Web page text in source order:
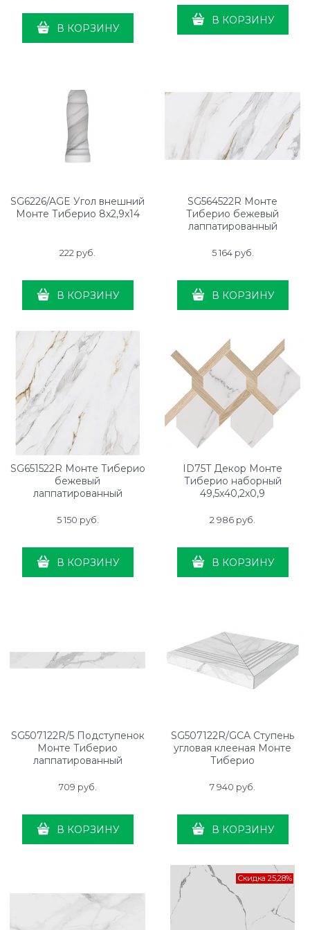
В КОРЗИНУ
В КОРЗИНУ
SG6226/AGE Угол внешний
Монте Тиберио 8x2,9x14
222 руб.
В КОРЗИНУ
SG564522R Монте
Тиберио бежевый
лаппатированный
5 164 руб.
В КОРЗИНУ
SG651522R Монте Тиберио
бежевый
лаппатированный
5 150 руб.
В КОРЗИНУ
ID75T Декор Монте
Тиберио наборный
49,5x40,2x0,9
2 986 руб.
В КОРЗИНУ
SG507122R/5 Подступенок
Монте Тиберио
лаппатированный
709 руб.
В КОРЗИНУ
SG507122R/GCA Ступень
угловая клееная Монте
Тиберио
33x33x0,9
7 940 руб.
В КОРЗИНУ
Скидка 25,28%